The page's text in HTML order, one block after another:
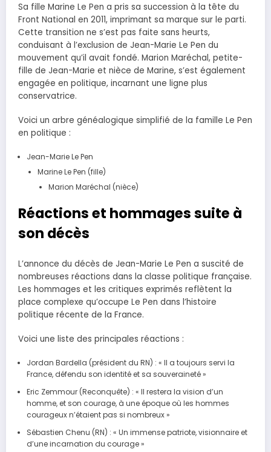
Sa fille Marine Le Pen a pris sa succession à la tête du
Front National en 2011, imprimant sa marque sur le parti.
Cette transition ne s’est pas faite sans heurts,
conduisant à l’exclusion de Jean-Marie Le Pen du
mouvement qu’il avait fondé. Marion Maréchal, petite-
fille de Jean-Marie et nièce de Marine, s’est également
engagée en politique, incarnant une ligne plus
conservatrice.
Voici un arbre généalogique simplifié de la famille Le Pen
en politique :
Jean-Marie Le Pen
Marine Le Pen (fille)
Marion Maréchal (nièce)
Réactions et hommages suite à
son décès
L’annonce du décès de Jean-Marie Le Pen a suscité de
nombreuses réactions dans la classe politique française.
Les hommages et les critiques exprimés reflètent la
place complexe qu’occupe Le Pen dans l’histoire
politique récente de la France.
Voici une liste des principales réactions :
Jordan Bardella (président du RN) : « Il a toujours servi la
France, défendu son identité et sa souveraineté »
Eric Zemmour (Reconquête) : « Il restera la vision d’un
homme, et son courage, à une époque où les hommes
courageux n’étaient pas si nombreux »
Sébastien Chenu (RN) : « Un immense patriote, visionnaire et
d’une incarnation du courage »